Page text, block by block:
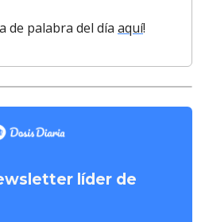
de palabra del día aquí!
líder de